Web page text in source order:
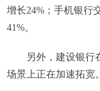
增长24%；手机银行
41%。
另外，建设银行
场景上正在加速拓宽。